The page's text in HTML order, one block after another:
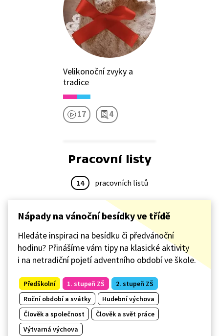
Velikonoční zvyky a
tradice
17 4
Pracovní listy
14 pracovních listů
Nápady na vánoční besídky ve třídě
Hledáte inspiraci na besídku či předvánoční
hodinu? Přinášíme vám tipy na klasické aktivity
i na netradiční pojetí adventního období ve škole.
Předškolní 1. stupeň ZŠ
2. stupeň ZŠ
Roční období a svátky
Hudební výchova
Člověk a společnost
Člověk a svět práce
Výtvarná výchova